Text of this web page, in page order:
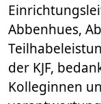
Abbenhues,
der KJF,
Kolleginnen